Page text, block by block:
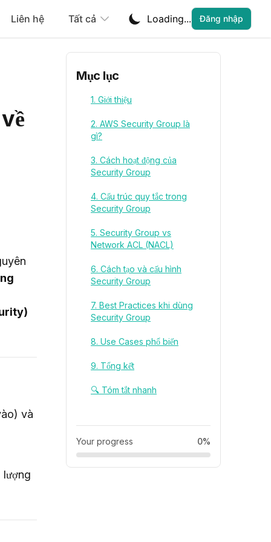
Liên hệ Tất cả Loading... Đăng nhập
lượng
Mục lục
1. Giới thiệu
2. AWS Security Group là
gì?
3. Cách hoạt động của
Security Group
4. Cấu trúc quy tắc trong
Security Group
5. Security Group vs
Network ACL (NACL)
6. Cách tạo và cấu hình
Security Group
7. Best Practices khi dùng
Security Group
8. Use Cases phổ biến
9. Tổng kết
🔍 Tóm tắt nhanh
Your progress 0%